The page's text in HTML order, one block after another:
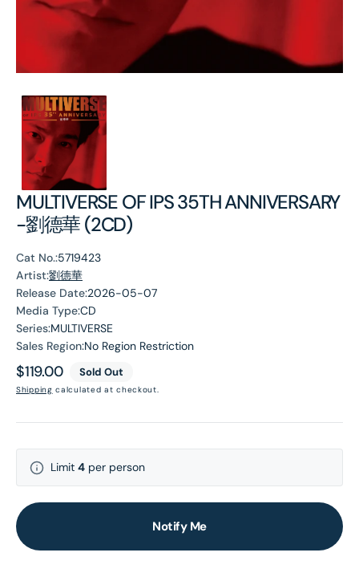
MULTIVERSE OF IPS 35TH ANNIVERSARY
-劉德華 (2CD)
Cat No.:5719423
Artist:劉德華
Release Date:2026-05-07
Media Type:CD
Series:MULTIVERSE
Sales Region:No Region Restriction
Regular
price
$119.00 Sold Out
Shipping calculated at checkout.
Limit 4 per person
Notify Me